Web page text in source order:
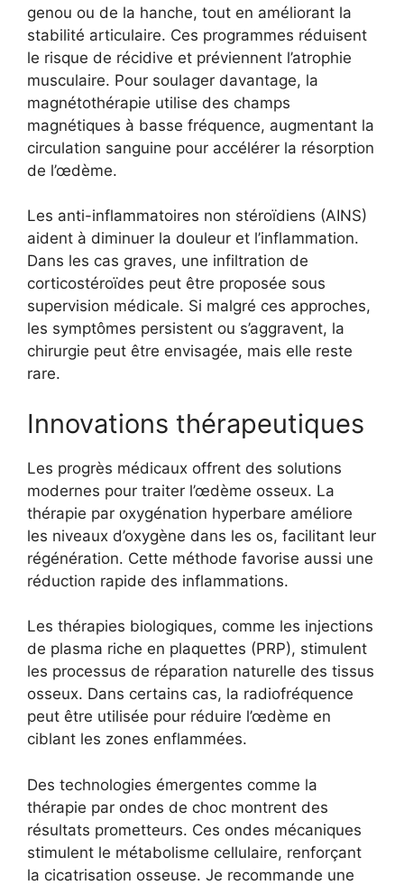
genou ou de la hanche, tout en améliorant la
stabilité articulaire. Ces programmes réduisent
le risque de récidive et préviennent l’atrophie
musculaire. Pour soulager davantage, la
magnétothérapie utilise des champs
magnétiques à basse fréquence, augmentant la
circulation sanguine pour accélérer la résorption
de l’œdème.
Les anti-inflammatoires non stéroïdiens (AINS)
aident à diminuer la douleur et l’inflammation.
Dans les cas graves, une infiltration de
corticostéroïdes peut être proposée sous
supervision médicale. Si malgré ces approches,
les symptômes persistent ou s’aggravent, la
chirurgie peut être envisagée, mais elle reste
rare.
Innovations thérapeutiques
Les progrès médicaux offrent des solutions
modernes pour traiter l’œdème osseux. La
thérapie par oxygénation hyperbare améliore
les niveaux d’oxygène dans les os, facilitant leur
régénération. Cette méthode favorise aussi une
réduction rapide des inflammations.
Les thérapies biologiques, comme les injections
de plasma riche en plaquettes (PRP), stimulent
les processus de réparation naturelle des tissus
osseux. Dans certains cas, la radiofréquence
peut être utilisée pour réduire l’œdème en
ciblant les zones enflammées.
Des technologies émergentes comme la
thérapie par ondes de choc montrent des
résultats prometteurs. Ces ondes mécaniques
stimulent le métabolisme cellulaire, renforçant
la cicatrisation osseuse. Je recommande une